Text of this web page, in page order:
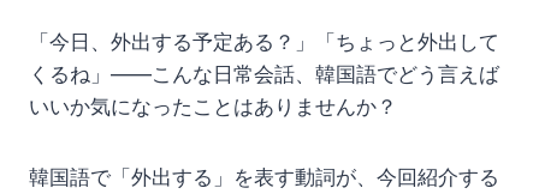
「今日、外出する予定ある？」「ちょっと外出して
くるね」——こんな日常会話、韓国語でどう言えば
いいか気になったことはありませんか？
韓国語で「外出する」を表す動詞が、今回紹介する